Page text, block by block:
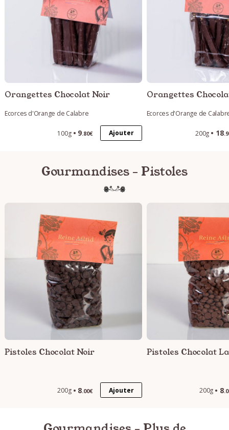
Orangettes Chocolat Noir
Ecorces d'Orange de Calabre
100g 9.80€ Ajouter
Orangettes
Ecorces d'Orange de
200g 18
Gourmandises - Pistoles
Pistoles Chocolat Noir
200g 8.00€ Ajouter
Pistoles Chocolat
200g 8